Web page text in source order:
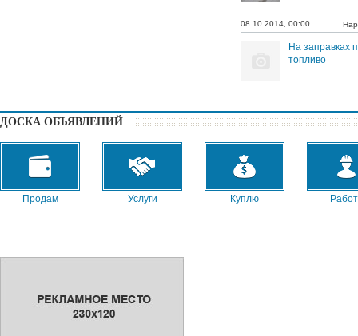
08.10.2014, 00:00
На заправках
топливо
ДОСКА ОБЪЯВЛЕНИЙ
Продам Услуги Куплю